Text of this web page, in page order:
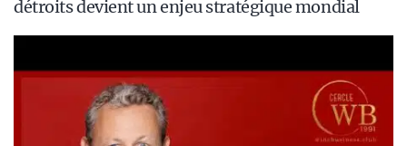
détroits devient un enjeu stratégique mondial